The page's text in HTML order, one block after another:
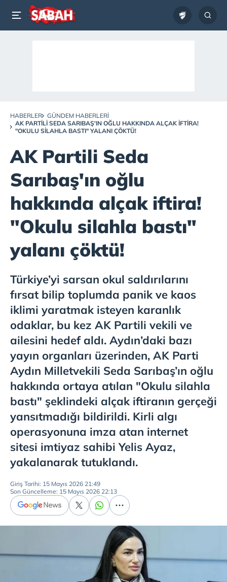
HABERLER
GÜNDEM HABERLERI
AK PARTILI SEDA SARIBAŞ'IN OĞLU HAKKINDA ALÇAK IFTIRA!
"OKULU SILAHLA BASTI" YALANI ÇÖKTÜ!
AK Partili Seda
Sarıbaş'ın oğlu
hakkında alçak iftira!
"Okulu silahla bastı"
yalanı çöktü!
Türkiye’yi sarsan okul saldırılarını
fırsat bilip toplumda panik ve kaos
iklimi yaratmak isteyen karanlık
odaklar, bu kez AK Partili vekili ve
ailesini hedef aldı. Aydın’daki bazı
yayın organları üzerinden, AK Parti
Aydın Milletvekili Seda Sarıbaş’ın oğlu
hakkında ortaya atılan "Okulu silahla
bastı" şeklindeki alçak iftiranın gerçeği
yansıtmadığı bildirildi. Kirli algı
operasyonuna imza atan internet
sitesi imtiyaz sahibi Yelis Ayaz,
yakalanarak tutuklandı.
Giriş Tarihi: 15 Mayıs 2026 21:49
Son Güncelleme: 15 Mayıs 2026 22:13